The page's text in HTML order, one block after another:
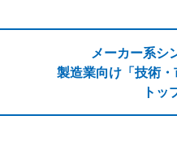
メーカー系シ
製造業向け「技術
トッ